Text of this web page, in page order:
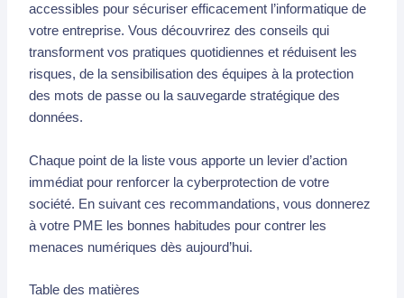
accessibles pour sécuriser efficacement l’informatique de
votre entreprise. Vous découvrirez des conseils qui
transforment vos pratiques quotidiennes et réduisent les
risques, de la sensibilisation des équipes à la protection
des mots de passe ou la sauvegarde stratégique des
données.
Chaque point de la liste vous apporte un levier d’action
immédiat pour renforcer la cyberprotection de votre
société. En suivant ces recommandations, vous donnerez
à votre PME les bonnes habitudes pour contrer les
menaces numériques dès aujourd’hui.
Table des matières